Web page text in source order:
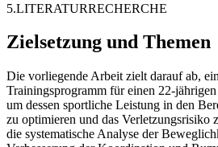
5.LITERATURRECHERCHE
Zielsetzung und Themen
Die vorliegende Arbeit zielt darauf ab,
Trainingsprogramm für einen 22-
um dessen sportliche Leistung in den
zu optimieren und das Verletzungsrisiko
die systematische Analyse der